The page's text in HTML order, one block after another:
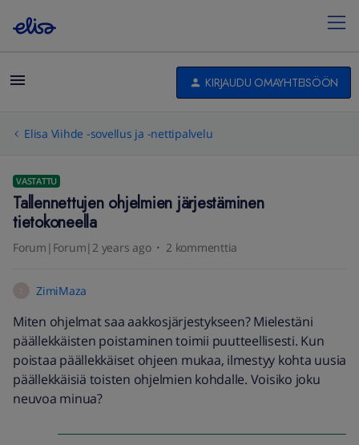
KIRJAUDU OMAYHTEISÖÖN
Elisa Viihde -sovellus ja -nettipalvelu
VASTATTU
Tallennettujen ohjelmien järjestäminen
tietokoneella
Forum|Forum|2 years ago 2 kommenttia
ZimiMaza
Miten ohjelmat saa aakkosjärjestykseen? Mielestäni
päällekkäisten poistaminen toimii puutteellisesti. Kun
poistaa päällekkäiset ohjeen mukaa, ilmestyy kohta uusia
päällekkäisiä toisten ohjelmien kohdalle. Voisiko joku
neuvoa minua?